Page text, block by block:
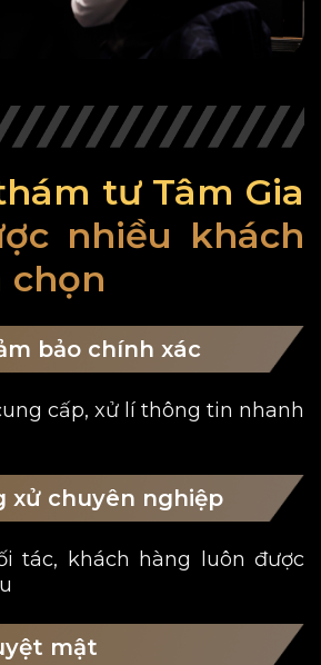
tư Tâm Gia
nhiều khách
chọn
bảo chính xác
cấp, xử lí thông tin nhanh
xử chuyên nghiệp
tác, khách hàng luôn được
mật